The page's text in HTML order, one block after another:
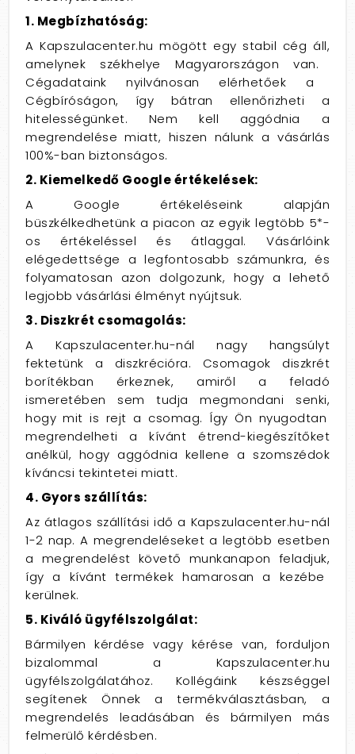
1. Megbízhatóság:
A Kapszulacenter.hu mögött egy stabil cég áll,
amelynek székhelye Magyarországon van.
Cégadataink nyilvánosan elérhetőek a
Cégbíróságon, így bátran ellenőrizheti a
hitelességünket. Nem kell aggódnia a
megrendelése miatt, hiszen nálunk a vásárlás
100%-ban biztonságos.
2. Kiemelkedő Google értékelések:
A Google értékeléseink alapján
büszkélkedhetünk a piacon az egyik legtöbb 5*-
os értékeléssel és átlaggal. Vásárlóink
elégedettsége a legfontosabb számunkra, és
folyamatosan azon dolgozunk, hogy a lehető
legjobb vásárlási élményt nyújtsuk.
3. Diszkrét csomagolás:
A Kapszulacenter.hu-nál nagy hangsúlyt
fektetünk a diszkrécióra. Csomagok diszkrét
borítékban érkeznek, amiről a feladó
ismeretében sem tudja megmondani senki,
hogy mit is rejt a csomag. Így Ön nyugodtan
megrendelheti a kívánt étrend-kiegészítőket
anélkül, hogy aggódnia kellene a szomszédok
kíváncsi tekintetei miatt.
4. Gyors szállítás:
Az átlagos szállítási idő a Kapszulacenter.hu-nál
1-2 nap. A megrendeléseket a legtöbb esetben
a megrendelést követő munkanapon feladjuk,
így a kívánt termékek hamarosan a kezébe
kerülnek.
5. Kiváló ügyfélszolgálat:
Bármilyen kérdése vagy kérése van, forduljon
bizalommal a Kapszulacenter.hu
ügyfélszolgálatához. Kollégáink készséggel
segítenek Önnek a termékválasztásban, a
megrendelés leadásában és bármilyen más
felmerülő kérdésben.